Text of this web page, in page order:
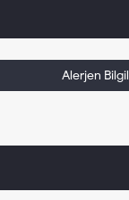
Alerjen